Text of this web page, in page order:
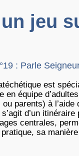
jeu
: Parle
est
en équipe
parents) à l’aide
d’un itinéraire
centrales,
sa